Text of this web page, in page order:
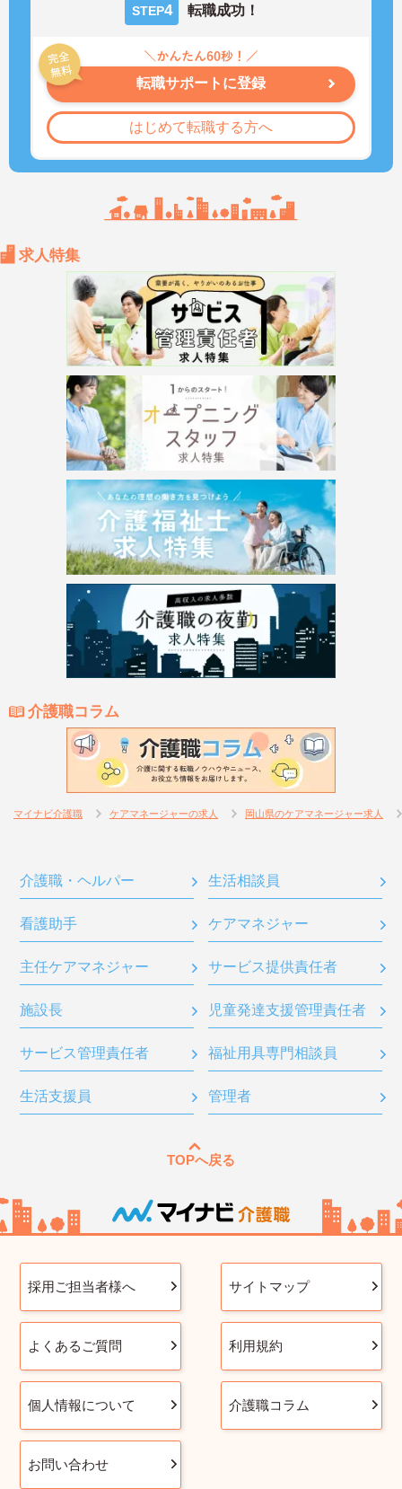
STEP4 転職成功！
転職サポートに登録
はじめて転職する方へ
求人特集
介護職コラム
マイナビ介護職 ケアマネージャーの求人 岡山県のケアマネージャー求人
介護職・ヘルパー 生活相談員
看護助手 ケアマネジャー
主任ケアマネジャー サービス提供責任者
施設長 児童発達支援管理責任者
サービス管理責任者 福祉用具専門相談員
生活支援員 管理者
TOPへ戻る
採用ご担当者様へ サイトマップ
よくあるご質問 利用規約
個人情報について 介護職コラム
お問い合わせ